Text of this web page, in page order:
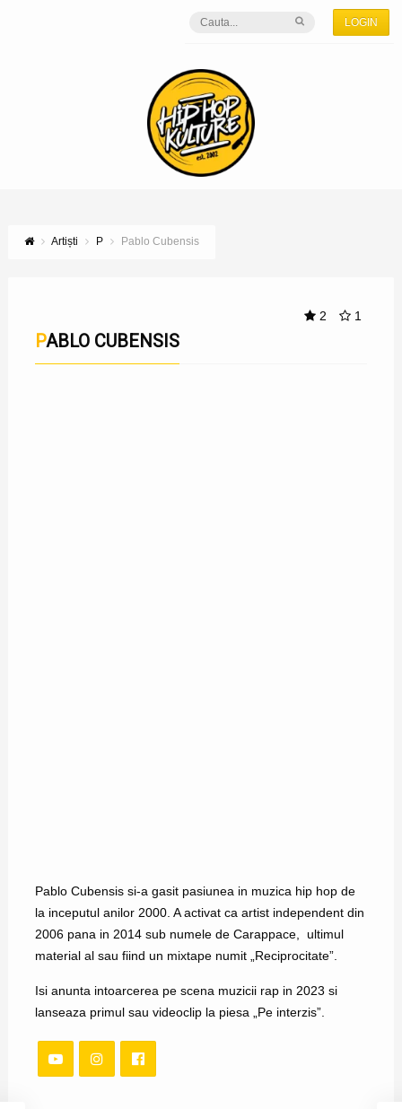
LOGIN
Artiști P Pablo Cubensis
2 1
PABLO CUBENSIS
Pablo Cubensis si-a gasit pasiunea in muzica hip hop de
la inceputul anilor 2000. A activat ca artist independent din
2006 pana in 2014 sub numele de Carappace, ultimul
material al sau fiind un mixtape numit „Reciprocitate”.
Isi anunta intoarcerea pe scena muzicii rap in 2023 si
lanseaza primul sau videoclip la piesa „Pe interzis”.